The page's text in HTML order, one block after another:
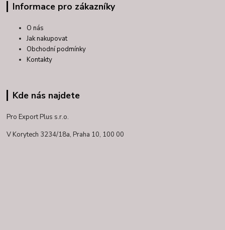
Informace pro zákazníky
O nás
Jak nakupovat
Obchodní podmínky
Kontakty
Kde nás najdete
Pro Export Plus s.r.o.
V Korytech 3234/18a, Praha 10, 100 00